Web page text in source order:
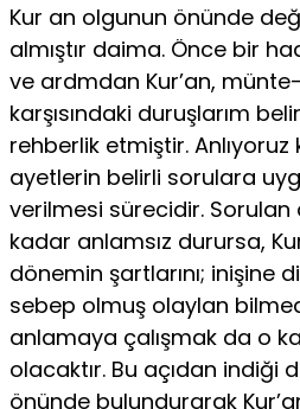
Kur an olgunun önünde
almıştır daima. Önce bir
ve ardmdan Kur’an,
karşısındaki duruşlarım
rehberlik etmiştir. Anlıyoruz
ayetlerin belirli sorulara
verilmesi sürecidir.
kadar anlamsız durursa,
dönemin şartlarını; inişine
sebep olmuş olaylan
anlamaya çalışmak da o
olacaktır. Bu açıdan indiği
önünde bulundurarak